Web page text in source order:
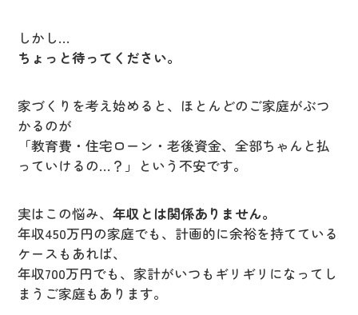
しかし…
ちょっと待ってください。
家づくりを考え始めると、ほとんどのご家庭がぶつ
かるのが
「教育費・住宅ローン・老後資金、全部ちゃんと払
っていけるの…？」という不安です。
実はこの悩み、 年収とは関係ありません。
年収450万円の家庭でも、計画的に余裕を持てている
ケースもあれば、
年収700万円でも、家計がいつもギリギリになってし
まうご家庭もあります。